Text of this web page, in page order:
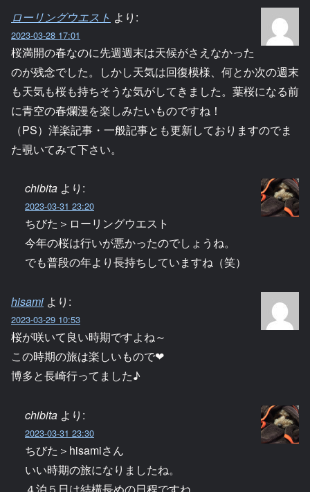
ローリングウエスト より:
2023-03-28 17:01
桜満開の春なのに先週週末は天候がさえなかった
のが残念でした。しかし天気は回復模様、何とか次の週末
も天気も桜も持ちそうな気がしてきました。葉桜になる前
に青空の春爛漫を楽しみたいものですね！
（PS）洋楽記事・一般記事とも更新しておりますのでま
た覗いてみて下さい。
chibita より:
2023-03-31 23:20
ちびた＞ローリングウエスト
今年の桜は行いが悪かったのでしょうね。
でも普段の年より長持ちしていますね（笑）
hisami より:
2023-03-29 10:53
桜が咲いて良い時期ですよね～
この時期の旅は楽しいもので❤
博多と長崎行ってました♪
chibita より:
2023-03-31 23:30
ちびた＞hisamiさん
いい時期の旅になりましたね。